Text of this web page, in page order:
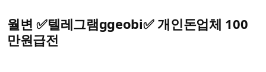
월변 ✅텔레그램ggeobi✅ 개인돈업체 100
만원급전